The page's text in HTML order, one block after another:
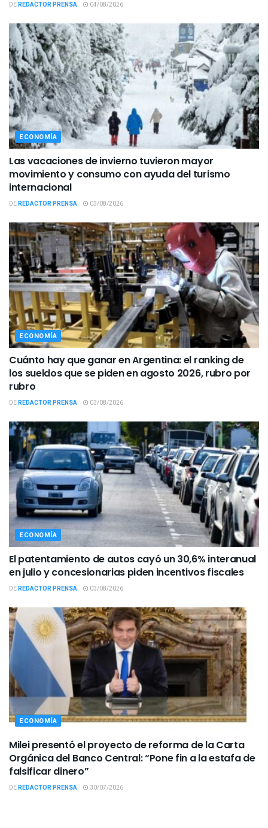
DEREDACTOR PRENSA 04/08/2026
ECONOMÍA
Las vacaciones de invierno tuvieron mayor
movimiento y consumo con ayuda del turismo
internacional
DEREDACTOR PRENSA 03/08/2026
ECONOMÍA
Cuánto hay que ganar en Argentina: el ranking de
los sueldos que se piden en agosto 2026, rubro por
rubro
DEREDACTOR PRENSA 03/08/2026
ECONOMÍA
El patentamiento de autos cayó un 30,6% interanual
en julio y concesionarias piden incentivos fiscales
DEREDACTOR PRENSA 03/08/2026
ECONOMÍA
Milei presentó el proyecto de reforma de la Carta
Orgánica del Banco Central: “Pone fin a la estafa de
falsificar dinero”
DEREDACTOR PRENSA 30/07/2026